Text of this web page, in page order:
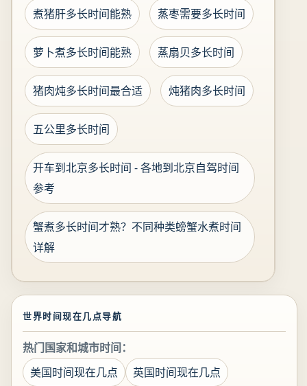
煮猪肝多长时间能熟 蒸枣需要多长时间
萝卜煮多长时间能熟 蒸扇贝多长时间
猪肉炖多长时间最合适 炖猪肉多长时间
五公里多长时间
开车到北京多长时间 - 各地到北京自驾时间
参考
蟹煮多长时间才熟？不同种类螃蟹水煮时间
详解
世界时间现在几点导航
热门国家和城市时间：
美国时间现在几点
英国时间现在几点